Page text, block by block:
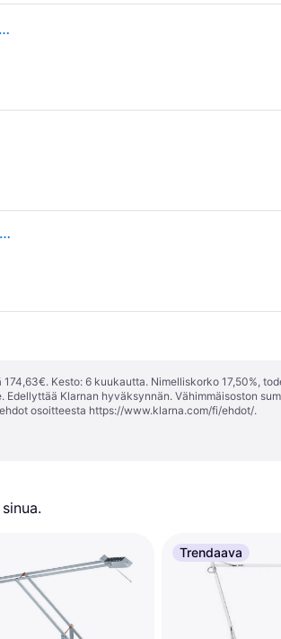
Philips Hue Iris WACA LED-pöytälamppu valkoinen - valkoinen, läpinäkyvä
Philips Hue Valkoinen &amp; Väri Ambiance, lamppu Iris, yhteensopiva Bluetoothin kanssa, Musta, toimii Alexan, Google Assistantin ja Applen kanssa
Kesto: 6 kuukautta. Nimelliskorko 17,50%,
Klarnan hyväksynnän. Vähimmäisoston
osoitteesta https://www.klarna.com/fi/ehdot/.
Trendaava